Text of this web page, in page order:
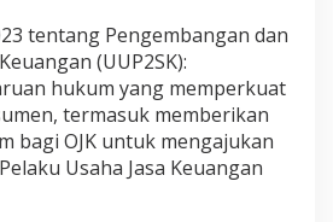
tentang Pengembangan dan
(UUP2SK):
hukum yang memperkuat
termasuk memberikan
bagi OJK untuk mengajukan
Usaha Jasa Keuangan